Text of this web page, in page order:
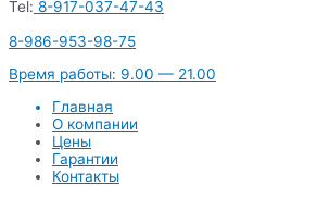
Tel: 8-917-037-47-43
8-986-953-98-75
Время работы: 9.00 — 21.00
Главная
О компании
Цены
Гарантии
Контакты